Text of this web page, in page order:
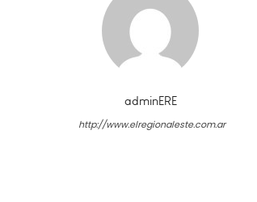
adminERE
http://www.elregionaleste.com.ar